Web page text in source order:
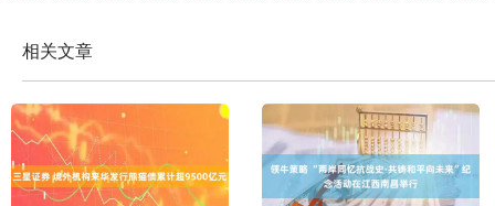
相关文章